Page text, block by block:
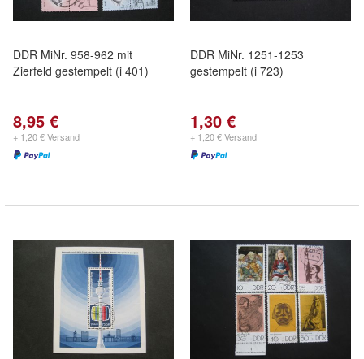
DDR MiNr. 958-962 mit
Zierfeld gestempelt (i 401)
8,95 €
+ 1,20 € Versand
DDR MiNr. 1251-1253
gestempelt (i 723)
1,30 €
+ 1,20 € Versand